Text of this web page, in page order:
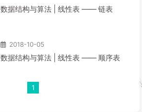
数据结构与算法 | 线性表 —— 链表
2018-10-05
数据结构与算法 | 线性表 —— 顺序表
1